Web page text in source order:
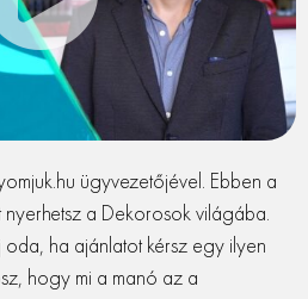
ügyvezetőjével. Ebben a
nyerhetsz a Dekorosok világába.
ha ajánlatot kérsz egy ilyen
hogy mi a manó az a